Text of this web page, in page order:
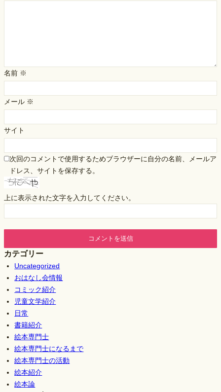
名前 ※
メール ※
サイト
次回のコメントで使用するためブラウザーに自分の名前、メールア
ドレス、サイトを保存する。
上に表示された文字を入力してください。
カテゴリー
Uncategorized
おはなし会情報
コミック紹介
児童文学紹介
日常
書籍紹介
絵本専門士
絵本専門士になるまで
絵本専門士の活動
絵本紹介
絵本論